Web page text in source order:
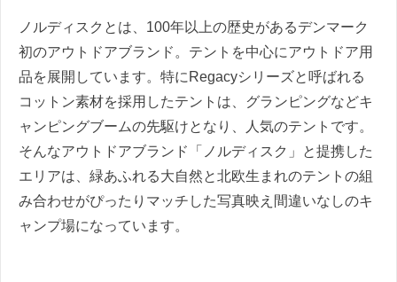
ノルディスクとは、100年以上の歴史があるデンマーク
初のアウトドアブランド。テントを中心にアウトドア用
品を展開しています。特にRegacyシリーズと呼ばれる
コットン素材を採用したテントは、グランピングなどキ
ャンピングブームの先駆けとなり、人気のテントです。
そんなアウトドアブランド「ノルディスク」と提携した
エリアは、緑あふれる大自然と北欧生まれのテントの組
み合わせがぴったりマッチした写真映え間違いなしのキ
ャンプ場になっています。